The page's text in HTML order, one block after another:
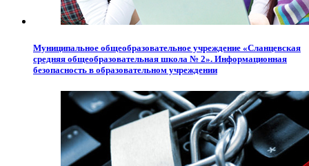
Муниципальное общеобразовательное учреждение «Сланцевская
средняя общеобразовательная школа № 2». Информационная
безопасность в образовательном учреждении